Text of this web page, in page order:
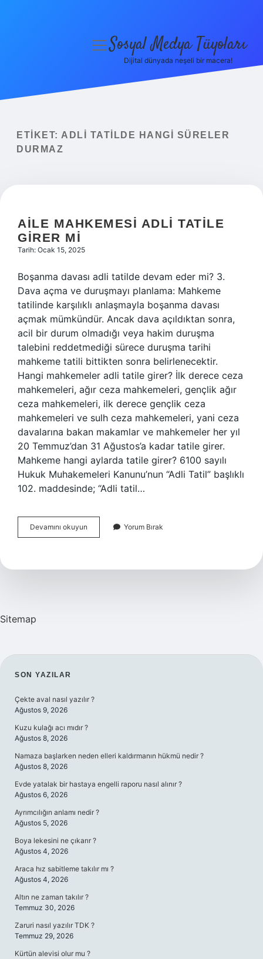
Yasal Uyarı
menüyüSosyal Medya Tüyoları
Dijital dünyada neşeli bir macera!
ETIKET: ADLI TATILDE HANGI SÜRELER
DURMAZ
AILE MAHKEMESI ADLI TATILE
GIRER MI
Tarih: Ocak 15, 2025
Boşanma davası adli tatilde devam eder mi? 3.
Dava açma ve duruşmayı planlama: Mahkeme
tatilinde karşılıklı anlaşmayla boşanma davası
açmak mümkündür. Ancak dava açıldıktan sonra,
acil bir durum olmadığı veya hakim duruşma
talebini reddetmediği sürece duruşma tarihi
mahkeme tatili bittikten sonra belirlenecektir.
Hangi mahkemeler adli tatile girer? İlk derece ceza
mahkemeleri, ağır ceza mahkemeleri, gençlik ağır
ceza mahkemeleri, ilk derece gençlik ceza
mahkemeleri ve sulh ceza mahkemeleri, yani ceza
davalarına bakan makamlar ve mahkemeler her yıl
20 Temmuz’dan 31 Ağustos’a kadar tatile girer.
Mahkeme hangi aylarda tatile girer? 6100 sayılı
Hukuk Muhakemeleri Kanunu’nun “Adli Tatil” başlıklı
102. maddesinde; “Adli tatil…
Devamını okuyun
Mahkemesi
Girer
Yorum Bırak
Sitemap
SIDEBAR
SON YAZILAR
Çekte aval nasıl yazılır ?
Ağustos 9, 2026
Kuzu kulağı acı mıdır ?
Ağustos 8, 2026
Namaza başlarken neden elleri kaldırmanın hükmü nedir ?
Ağustos 8, 2026
Evde yatalak bir hastaya engelli raporu nasıl alınır ?
Ağustos 6, 2026
Ayrımcılığın anlamı nedir ?
Ağustos 5, 2026
Boya lekesini ne çıkarır ?
Ağustos 4, 2026
Araca hız sabitleme takılır mı ?
Ağustos 4, 2026
Altın ne zaman takılır ?
Temmuz 30, 2026
Zaruri nasıl yazılır TDK ?
Temmuz 29, 2026
Kürtün alevisi olur mu ?